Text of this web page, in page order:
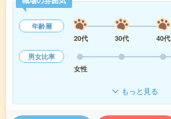
年齢層
20代
30代 40代
男女比率
女性
もっと見る